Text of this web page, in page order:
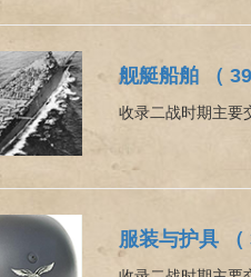
舰艇船舶 （
收录二战时期主要
服装与护具 （